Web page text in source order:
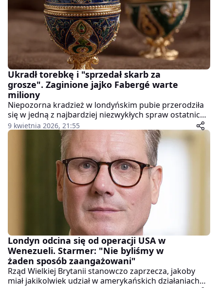
Ukradł torebkę i "sprzedał skarb za
grosze". Zaginione jajko Fabergé warte
miliony
Niepozorna kradzież w londyńskim pubie przerodziła
się w jedną z najbardziej niezwykłych spraw ostatnich
miesięcy. 29-letni Enzo Conticello został skazany na
karę więzienia po tym, jak ukradł torebkę, w której –
jak się później okazało – znajdował się bezcenny
przedmiot: jajko Fabergé o wartości sięgającej
milionów funtów.
9 kwietnia 2026, 21:55
Londyn odcina się od operacji USA w
Wenezueli. Starmer: "Nie byliśmy w
żaden sposób zaangażowani"
Rząd Wielkiej Brytanii stanowczo zaprzecza, jakoby
miał jakikolwiek udział w amerykańskich działaniach